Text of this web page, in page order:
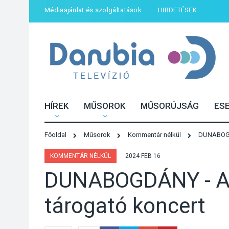
Médiaajánlat és szolgáltatások HIRDETÉSEK
HÍREK MŰSOROK MŰSORÚJSÁG
Főoldal Műsorok Kommentár nélkül
KOMMENTÁR NÉLKÜL 2024 FEB 16
DUNABOGDÁNY -
tárogató koncert